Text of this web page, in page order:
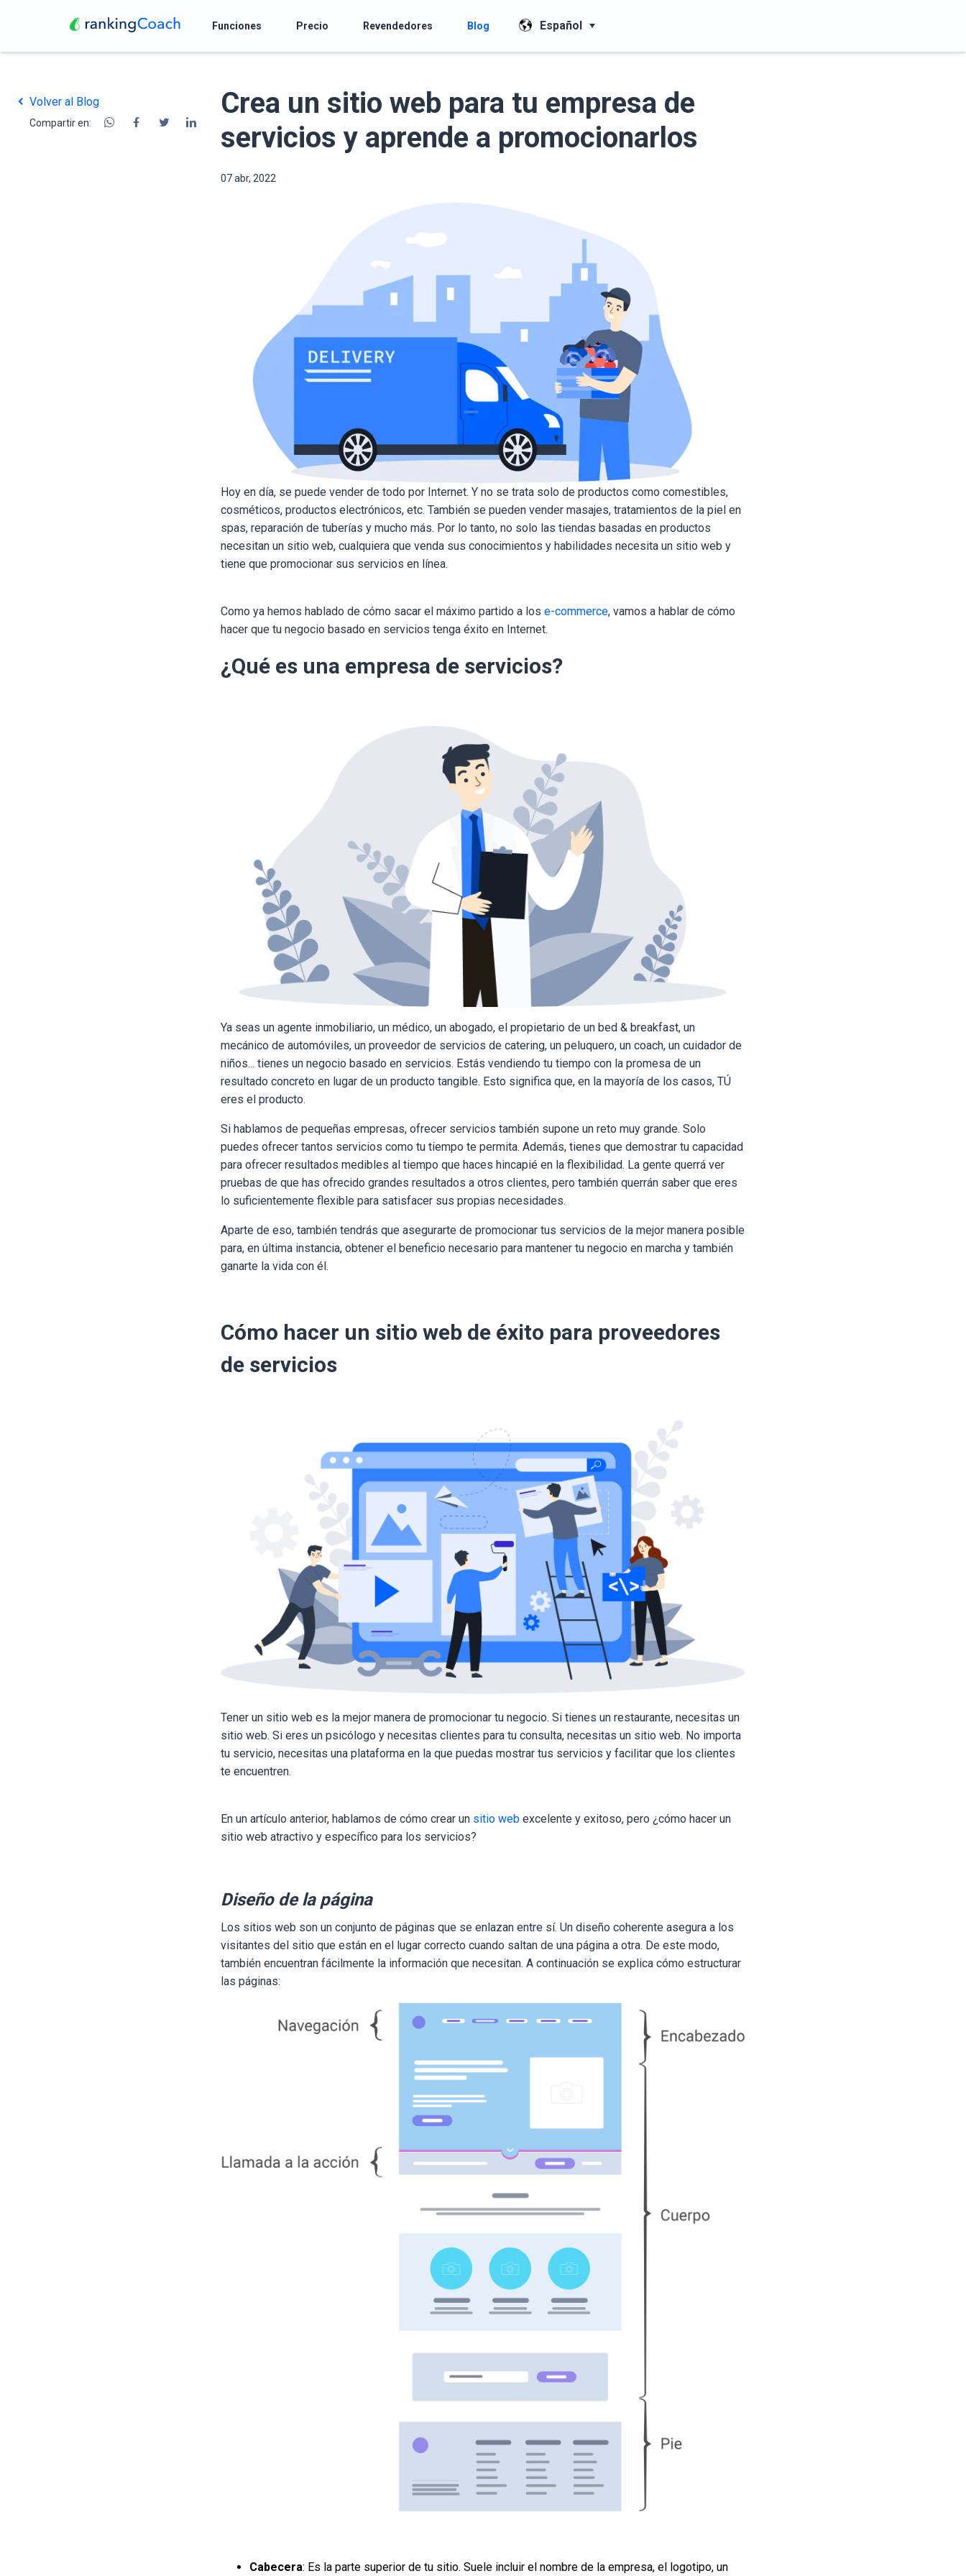
Funciones Precio Revendedores Blog Español
Volver al Blog
Compartir en:
Crea un sitio web para tu empresa de
servicios y aprende a promocionarlos
07 abr, 2022
Hoy en día, se puede vender de todo por Internet. Y no se trata solo de productos como comestibles,
cosméticos, productos electrónicos, etc. También se pueden vender masajes, tratamientos de la piel en
spas, reparación de tuberías y mucho más. Por lo tanto, no solo las tiendas basadas en productos
necesitan un sitio web, cualquiera que venda sus conocimientos y habilidades necesita un sitio web y
tiene que promocionar sus servicios en línea.
Como ya hemos hablado de cómo sacar el máximo partido a los e-commerce, vamos a hablar de cómo
hacer que tu negocio basado en servicios tenga éxito en Internet.
¿Qué es una empresa de servicios?
Ya seas un agente inmobiliario, un médico, un abogado, el propietario de un bed & breakfast, un
mecánico de automóviles, un proveedor de servicios de catering, un peluquero, un coach, un cuidador de
niños... tienes un negocio basado en servicios. Estás vendiendo tu tiempo con la promesa de un
resultado concreto en lugar de un producto tangible. Esto significa que, en la mayoría de los casos, TÚ
eres el producto.
Si hablamos de pequeñas empresas, ofrecer servicios también supone un reto muy grande. Solo
puedes ofrecer tantos servicios como tu tiempo te permita. Además, tienes que demostrar tu capacidad
para ofrecer resultados medibles al tiempo que haces hincapié en la flexibilidad. La gente querrá ver
pruebas de que has ofrecido grandes resultados a otros clientes, pero también querrán saber que eres
lo suficientemente flexible para satisfacer sus propias necesidades.
Aparte de eso, también tendrás que asegurarte de promocionar tus servicios de la mejor manera posible
para, en última instancia, obtener el beneficio necesario para mantener tu negocio en marcha y también
ganarte la vida con él.
Cómo hacer un sitio web de éxito para proveedores
de servicios
Tener un sitio web es la mejor manera de promocionar tu negocio. Si tienes un restaurante, necesitas un
sitio web. Si eres un psicólogo y necesitas clientes para tu consulta, necesitas un sitio web. No importa
tu servicio, necesitas una plataforma en la que puedas mostrar tus servicios y facilitar que los clientes
te encuentren.
En un artículo anterior, hablamos de cómo crear un sitio web excelente y exitoso, pero ¿cómo hacer un
sitio web atractivo y específico para los servicios?
Diseño de la página
Los sitios web son un conjunto de páginas que se enlazan entre sí. Un diseño coherente asegura a los
visitantes del sitio que están en el lugar correcto cuando saltan de una página a otra. De este modo,
también encuentran fácilmente la información que necesitan. A continuación se explica cómo estructurar
las páginas:
Cabecera: Es la parte superior de tu sitio. Suele incluir el nombre de la empresa, el logotipo, un